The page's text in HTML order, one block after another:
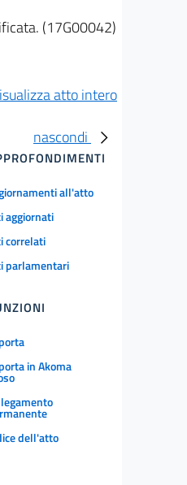
(17G00042)
atto intero
nascondi
all'atto
aggiornati
correlati
parlamentari
in Akoma
dell'atto